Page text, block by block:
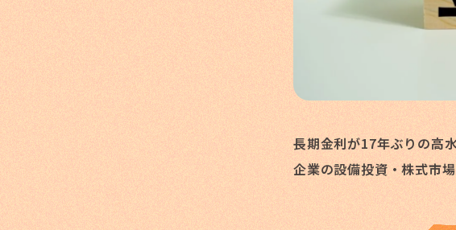
長期金利が17年ぶりの高
企業の設備投資・株式市